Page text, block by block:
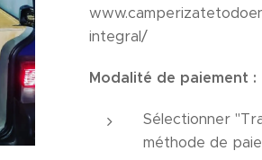
integral/
Modalité de paiement :
Sélectionner
méthode de